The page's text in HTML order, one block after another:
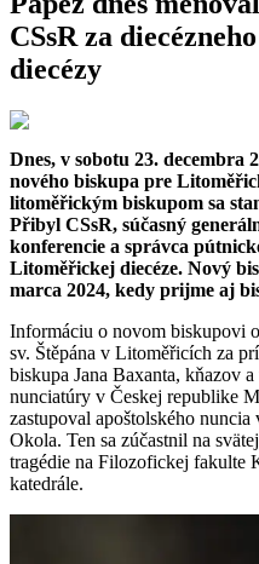
CSsR za
diecézy
Dnes, v sobotu 23. decembra
nového biskupa pre
litoměřickým biskupom sa
Přibyl CSsR, súčasný
konferencie a správca
Litoměřickej diecéze. Nový
marca 2024, kedy prijme aj
Informáciu o novom biskupovi
sv. Štěpána v Litoměřicích za
biskupa Jana Baxanta, kňazov
nunciatúry v Českej republike
zastupoval apoštolského
Okola. Ten sa zúčastnil na
tragédie na Filozofickej fakulte
katedrále.